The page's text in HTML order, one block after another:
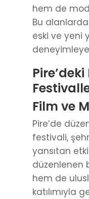
hem de
Bu
eski ve yeni
Film ve
Pire’de
festivali,
yansıtan
düzenlenen
hem de
katılımıyla